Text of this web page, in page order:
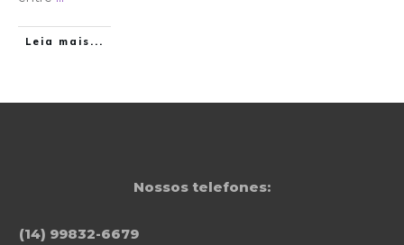
Leia mais...
Nossos telefones:
(14) 99832-6679